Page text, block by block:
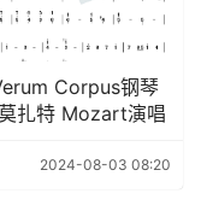
Corpus钢琴
扎特 Mozart演唱
2024-08-03 08:20